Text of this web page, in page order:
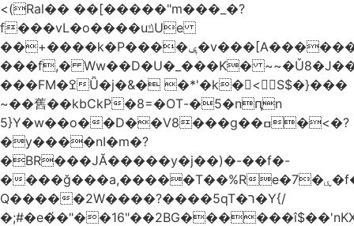
<(Ral�� ��[�����"m���_�?
f���vL�o����uݿUe
��+����k�P����ݷ�v���[A������v�.&��6������/
���f,� Ww��D�U�_���K�
���FM�ߐǙ�j�&� �*'�k�𙑫<S$�}���
~��舊��kbCkP�8=�OT-�5�nԥn
5}Y�w��o��D��V8���g��ߛ�<�?
�y����nI�m�?
�BR���JĂ�����y�j��)�-��f�-
����ğ���a,�����T��%Re�7�ۑ�f�reQ�00!h����îNtr����� ��G�A�֓���Q�`�k��բ�^=n4�à��r[Y
Q�����2W����?����5qT�ר�Y{/